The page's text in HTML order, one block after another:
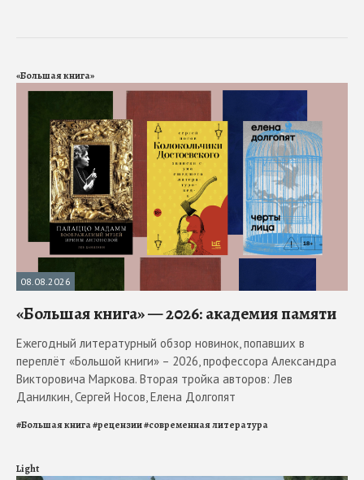
«Большая книга»
08.08.2026
«Большая книга» — 2026: академия памяти
Ежегодный литературный обзор новинок, попавших в
переплёт «Большой книги» – 2026, профессора Александра
Викторовича Маркова. Вторая тройка авторов: Лев
Данилкин, Сергей Носов, Елена Долгопят
#Большая книга#рецензии#современная литература
Light